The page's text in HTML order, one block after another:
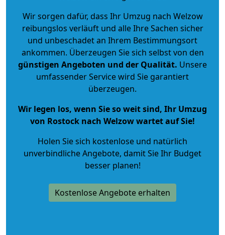
Wir sorgen dafür, dass Ihr Umzug nach Welzow
reibungslos verläuft und alle Ihre Sachen sicher
und unbeschadet an Ihrem Bestimmungsort
ankommen. Überzeugen Sie sich selbst von den
günstigen Angeboten und der Qualität. Unsere
umfassender Service wird Sie garantiert
überzeugen.
Wir legen los, wenn Sie so weit sind, Ihr Umzug
von Rostock nach Welzow wartet auf Sie!
Holen Sie sich kostenlose und natürlich
unverbindliche Angebote, damit Sie Ihr Budget
besser planen!
Kostenlose Angebote erhalten